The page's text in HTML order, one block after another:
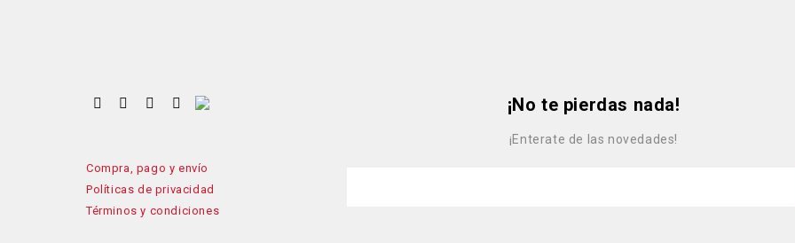
Compra, pago y envío
Políticas de privacidad
Términos y condiciones
¡No te pierdas nada!
¡Enterate de las novedades!